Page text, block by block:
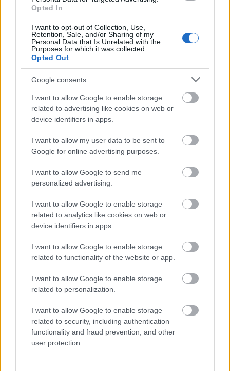
Opted In
I want to opt-out of Collection, Use,
Retention, Sale, and/or Sharing of my
Personal Data that Is Unrelated with the
Purposes for which it was collected.
Opted Out
Google consents
I want to allow Google to enable storage
related to advertising like cookies on web or
device identifiers in apps.
I want to allow my user data to be sent to
Google for online advertising purposes.
I want to allow Google to send me
personalized advertising.
I want to allow Google to enable storage
related to analytics like cookies on web or
device identifiers in apps.
I want to allow Google to enable storage
related to functionality of the website or app.
I want to allow Google to enable storage
related to personalization.
I want to allow Google to enable storage
related to security, including authentication
functionality and fraud prevention, and other
user protection.
AVarosMindenkie•
A kőbányai képviselő-testület a 2018. június 21-i
ülésén fog dönteni annak a Bihari utcai 8/C szám
alatti önkormányzati tulajdonú lakóháznak a ...
A rászorulók fogják kifizetni Pécs
adósságát?
AVarosMindenkie•2018. május 15.
2017 májusában robbant a hír: újra többmilliárdos
adósságot halmozott fel a városvezetés. Az akkor
elindult folyamat bőven tartalmazott ...